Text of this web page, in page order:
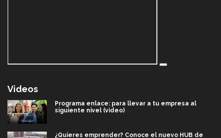
Videos
Programa enlace: para llevar a tu empresa al
siguiente nivel (video)
¿Quieres emprender? Conoce el nuevo HUB de